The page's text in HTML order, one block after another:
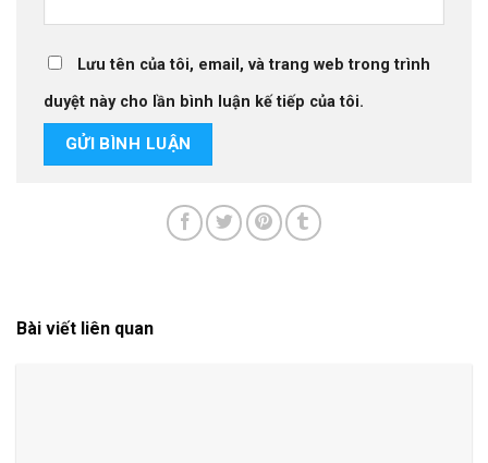
Lưu tên của tôi, email, và trang web trong trình
duyệt này cho lần bình luận kế tiếp của tôi.
Bài viết liên quan